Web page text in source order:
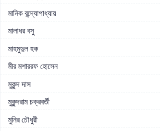
মানিক বন্দ্যোপাধ্যায়
মালাধর বসু
মাহমুদুল হক
মীর মশাররফ হোসেন
মুকুন্দ দাস
মুকুন্দরাম চক্রবর্তী
মুনির চৌধুরী